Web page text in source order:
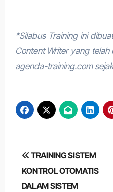
*Silabus Training ini
Content Writer yang
agenda-training.com
Post
navigation
TRAINING SISTEM
KONTROL OTOMATIS
DALAM SISTEM